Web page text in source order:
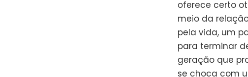
oferece certo
meio da
pela vida, um
para terminar
geração que
se choca com